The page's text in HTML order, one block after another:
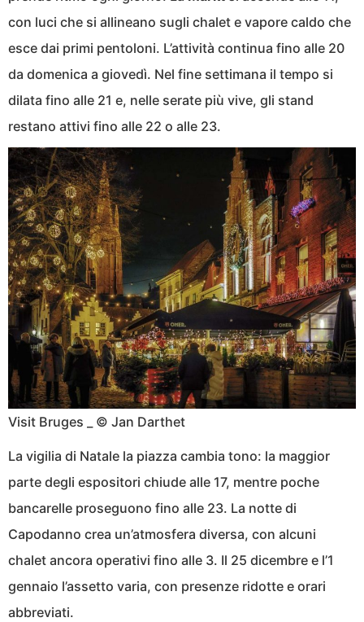
con luci che si allineano sugli chalet e vapore caldo che
esce dai primi pentoloni. L’attività continua fino alle 20
da domenica a giovedì. Nel fine settimana il tempo si
dilata fino alle 21 e, nelle serate più vive, gli stand
restano attivi fino alle 22 o alle 23.
Visit Bruges _ © Jan Darthet
La vigilia di Natale la piazza cambia tono: la maggior
parte degli espositori chiude alle 17, mentre poche
bancarelle proseguono fino alle 23. La notte di
Capodanno crea un’atmosfera diversa, con alcuni
chalet ancora operativi fino alle 3. Il 25 dicembre e l’1
gennaio l’assetto varia, con presenze ridotte e orari
abbreviati.